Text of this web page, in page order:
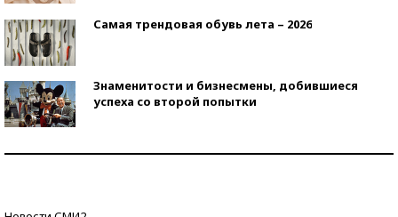
Самая трендовая обувь лета – 2026
Знаменитости и бизнесмены, добившиеся
успеха со второй попытки